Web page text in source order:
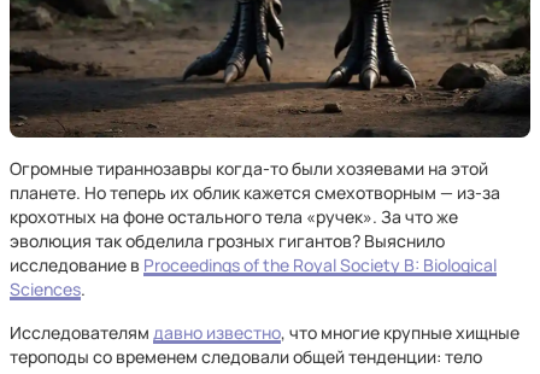
Огромные тираннозавры когда-то были хозяевами на этой
планете. Но теперь их облик кажется смехотворным — из-за
крохотных на фоне остального тела «ручек». За что же
эволюция так обделила грозных гигантов? Выяснило
исследование в Proceedings of the Royal Society B: Biological
Sciences.
Исследователям давно известно, что многие крупные хищные
тероподы со временем следовали общей тенденции: тело